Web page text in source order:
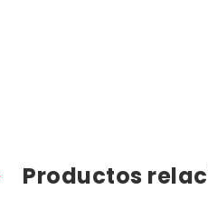
Productos